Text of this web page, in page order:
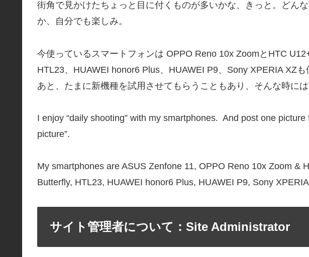
街角で見かけたちょっと目に付くものが多いかな、きっと。どん
か、自分でも楽しみ。
今使っているスマートフォンは OPPO Reno 10x ZoomとHTC
HTL23、HUAWEI honor6 Plus、HUAWEI P9、Sony XPERIA XZも
あと、たまに新機種を試用させてもらうこともあり、そんな時に
I enjoy “daily shooting” with my smartphones. And post one picture
picture”.
My smartphones are ASUS Zenfone 11, OPPO Reno 10x Zoom &
Butterfly, HTL23, HUAWEI honor6 Plus, HUAWEI P9, Sony
サイト管理者について：Site Administrator